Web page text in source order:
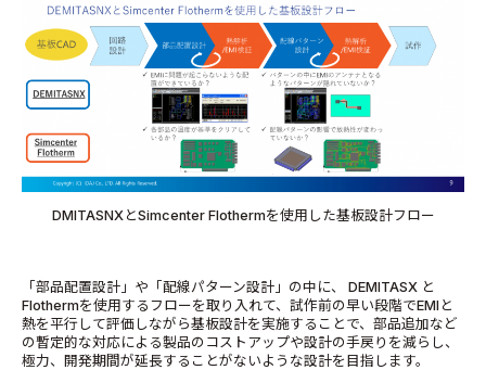
DMITASNXとSimcenter Flothermを使用した基板設計フロー
「部品配置設計」や「配線パターン設計」の中に、 DEMITASX と
Flothermを使用するフローを取り入れて、試作前の早い段階でEMIと
熱を平行して評価しながら基板設計を実施することで、部品追加など
の暫定的な対応による製品のコストアップや設計の手戻りを減らし、
極力、開発期間が延長することがないような設計を目指します。